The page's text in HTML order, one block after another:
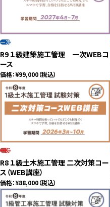
一次
R9 １級建築施工管理 一次WEBコ
ース
価格：¥99,000（税込）
二次
R8 １級土木施工管理 二次対策コー
ス（WEB講座）
価格：¥88,000（税込）